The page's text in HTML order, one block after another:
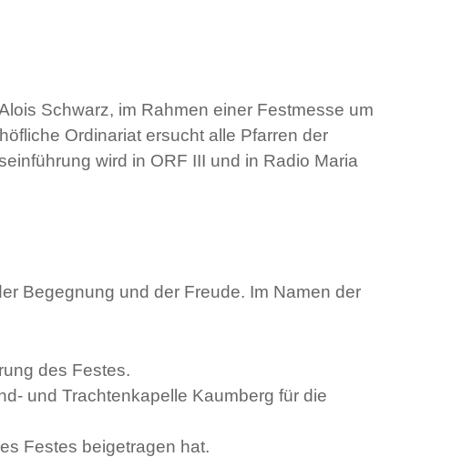
Schwarz, im Rahmen einer Festmesse um
Ordinariat ersucht alle Pfarren der
wird in ORF III und in Radio Maria
Begegnung und der Freude. Im Namen der
des Festes.
und Trachtenkapelle Kaumberg für die
Festes beigetragen hat.